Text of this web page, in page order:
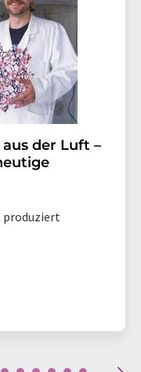
der Luft –
produziert